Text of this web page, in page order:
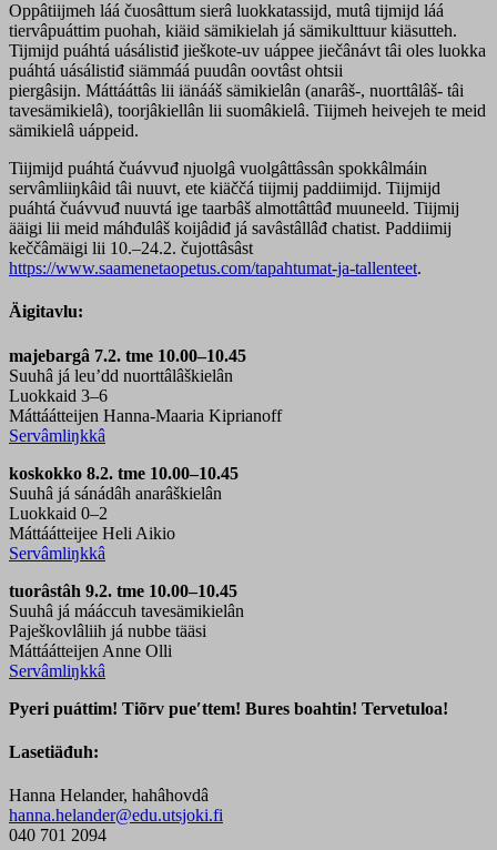
Oppâtiijmeh láá čuosâttum sierâ luokkatassijd, mutâ tijmijd láá
tiervâpuáttim puohah, kiäid sämikielah já sämikulttuur kiäsutteh.
Tijmijd puáhtá uásálistiđ jieškote-uv uáppee jiečânávt tâi oles luokka
puáhtá uásálistiđ siämmáá puudân oovtâst ohtsii
piergâsijn. Máttááttâs lii iänááš sämikielân (anarâš-, nuorttâlâš- tâi
tavesämikielâ), toorjâkiellân lii suomâkielâ. Tiijmeh heivejeh te meid
sämikielâ uáppeid.
Tiijmijd puáhtá čuávvuđ njuolgâ vuolgâttâssân spokkâlmáin
servâmliiŋkâid tâi nuuvt, ete kiäččá tiijmij paddiimijd. Tiijmijd
puáhtá čuávvuđ nuuvtá ige taarbâš almottâttâđ muuneeld. Tiijmij
ääigi lii meid máhđulâš koijâdiđ já savâstâllâđ chatist. Paddiimij
keččâmäigi lii 10.–24.2. čujottâsâst
https://www.saamenetaopetus.com/tapahtumat-ja-tallenteet.
Äigitavlu:
majebargâ 7.2. tme 10.00–10.45
Suuhâ já leu’dd nuorttâlâškielân
Luokkaid 3–6
Máttáátteijen Hanna-Maaria Kiprianoff
Servâmliŋkkâ
koskokko 8.2. tme 10.00–10.45
Suuhâ já sánádâh anarâškielân
Luokkaid 0–2
Máttáátteijee Heli Aikio
Servâmliŋkkâ
tuorâstâh 9.2. tme 10.00–10.45
Suuhâ já mááccuh tavesämikielân
Paješkovlâliih já nubbe tääsi
Máttáátteijen Anne Olli
Servâmliŋkkâ
Pyeri puáttim! Tiõrv pueʹttem! Bures boahtin! Tervetuloa!
Lasetiäđuh:
Hanna Helander, hahâhovdâ
hanna.helander@edu.utsjoki.fi
040 701 2094